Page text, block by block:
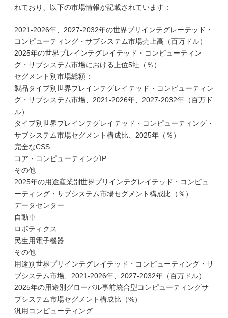
れており、以下の市場情報が記載されています：
2021-2026年、2027-2032年の世界プリインテグレーテッド・
コンピューティング・サブシステム市場売上高（百万ドル）
2025年の世界プレインテグレイテッド・コンピューティン
グ・サブシステム市場における上位5社（％）
セグメント別市場総額：
製品タイプ別世界プレインテグレイテッド・コンピューティン
グ・サブシステム市場、2021-2026年、2027-2032年（百万ド
ル）
タイプ別世界プレインテグレイテッド・コンピューティング・
サブシステム市場セグメント構成比、2025年（％）
完全なCSS
コア・コンピューティングIP
その他
2025年の用途産業別世界プリインテグレイテッド・コンピュ
ーティング・サブシステム市場セグメント構成比（％）
データセンター
自動車
ロボティクス
民生用電子機器
その他
用途別世界プリインテグレイテッド・コンピューティング・サ
ブシステム市場、2021-2026年、2027-2032年（百万ドル）
2025年の用途別グローバル事前統合型コンピューティングサ
ブシステム市場セグメント構成比（%）
汎用コンピューティング